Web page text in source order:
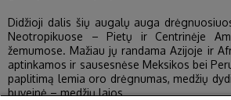
Didžioji dalis šių augalų auga
Neotropikuose – Pietų ir Centrinėje
žemumose. Mažiau jų randama Azijoje ir
aptinkamos ir sausesnėse Meksikos bei
paplitimą lemia oro drėgnumas, medžių
buveinė – medžių lajos.